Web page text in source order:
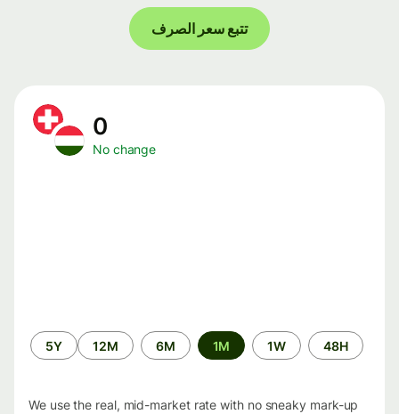
تتبع سعر الصرف
No change
الفترة
الزمنية
48H
1W
1M
6M
12M
5Y
We use the real, mid-market rate with no sneaky mark-up